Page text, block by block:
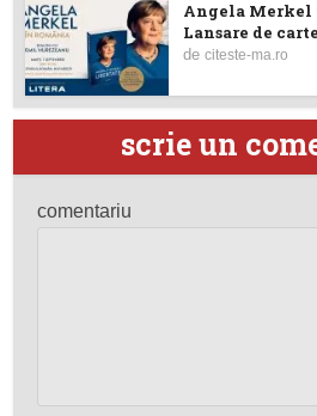
Angela Merkel
Lansare de
deciteste-ma.ro
scrie un
comentariu